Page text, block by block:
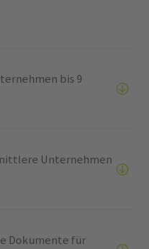
bis 9
Unternehmen
Dokumente für